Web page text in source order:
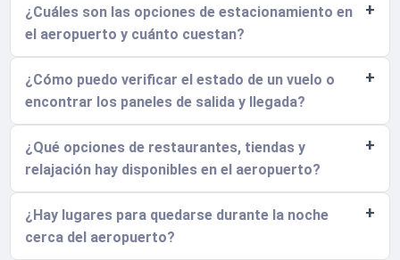
¿Cuáles son las opciones de estacionamiento en
el aeropuerto y cuánto cuestan?
¿Cómo puedo verificar el estado de un vuelo o
encontrar los paneles de salida y llegada?
¿Qué opciones de restaurantes, tiendas y
relajación hay disponibles en el aeropuerto?
¿Hay lugares para quedarse durante la noche
cerca del aeropuerto?